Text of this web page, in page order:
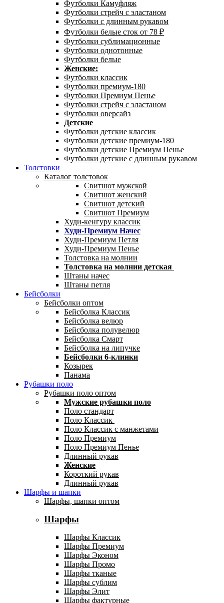
Футболки Камуфляж
Футболки стрейч с эластаном
Футболки с длинным рукавом
Футболки белые сток от 78 ₽
Футболки сублимационные
Футболки однотонные
Футболки белые
Женские:
Футболки классик
Футболки премиум-180
Футболки Премиум Пенье
Футболки стрейч с эластаном
Футболки оверсайз
Детские
Футболки детские классик
Футболки детские премиум-180
Футболки детские Премиум Пенье
Футболки детские с длинным рукавом
Толстовки
Каталог толстовок
Свитшот мужской
Свитшот женский
Свитшот детский
Свитшот Премиум
Худи-кенгуру классик
Худи-Премиум Начес
Худи-Премиум Петля
Худи-Премиум Пенье
Толстовка на молнии
Толстовка на молнии детская
Штаны начес
Штаны петля
Бейсболки
Бейсболки оптом
Бейсболка Классик
Бейсболка велюр
Бейсболка полувелюр
Бейсболка Смарт
Бейсболка на липучке
Бейсболки 6-клинки
Козырек
Панама
Рубашки поло
Рубашки поло оптом
Мужские рубашки поло
Поло стандарт
Поло Классик
Поло Классик с манжетами
Поло Премиум
Поло Премиум Пенье
Длинный рукав
Женские
Короткий рукав
Длинный рукав
Шарфы и шапки
Шарфы, шапки оптом
Шарфы
Шарфы Классик
Шарфы Премиум
Шарфы Эконом
Шарфы Промо
Шарфы тканые
Шарфы сублим
Шарфы Элит
Шарфы фактурные